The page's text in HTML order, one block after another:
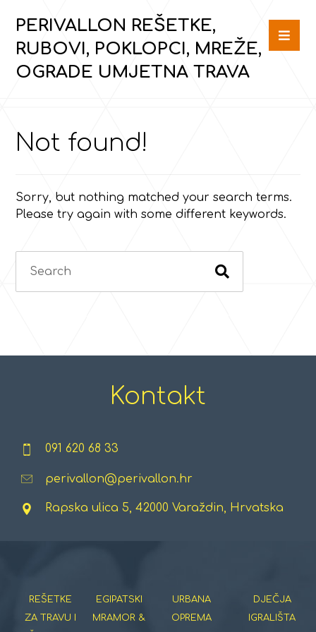
PERIVALLON REŠETKE,
RUBOVI, POKLOPCI, MREŽE,
OGRADE UMJETNA TRAVA
Not found!
Sorry, but nothing matched your search terms.
Please try again with some different keywords.
Kontakt
091 620 68 33
perivallon@perivallon.hr
Rapska ulica 5, 42000 Varaždin, Hrvatska
REŠETKE
ZA TRAVU I
EGIPATSKI
MRAMOR &
URBANA
OPREMA
DJEČJA
IGRALIŠTA